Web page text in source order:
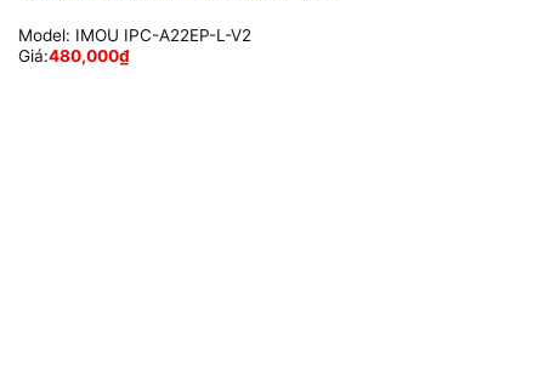
Model: IMOU IPC-A22EP-L-V2
Giá:480,000₫